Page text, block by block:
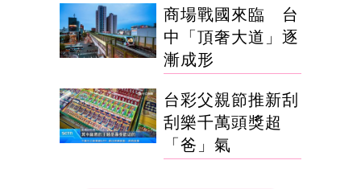
商場戰國來臨 台
中「頂奢大道」逐
漸成形
台彩父親節推新刮
刮樂千萬頭獎超
「爸」氣